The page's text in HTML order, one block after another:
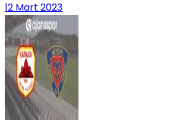
12 Mart 2023